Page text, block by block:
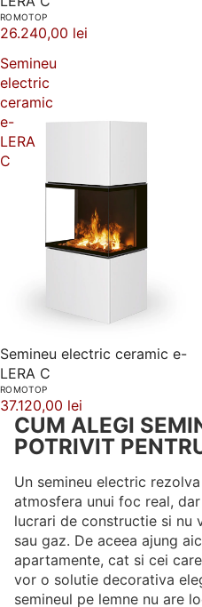
ROMOTOP
26.240,00 lei
Semineu
electric
ceramic
e-
LERA
C
Semineu electric ceramic e-
LERA C
ROMOTOP
37.120,00 lei
CUM ALEGI
POTRIVIT
Un semineu electric
atmosfera unui foc real,
lucrari de constructie si nu
sau gaz. De aceea ajung
apartamente, cat si cei
vor o solutie decorativa
semineul pe lemne nu are